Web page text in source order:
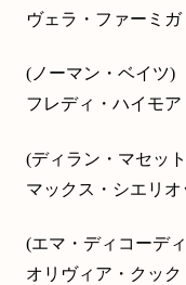
ヴェラ・ファーミガ
(ノーマン・ベイツ)
フレディ・ハイモア
(ディラン・マセッ
マックス・シエリオ
(エマ・ディコーデ
オリヴィア・クック